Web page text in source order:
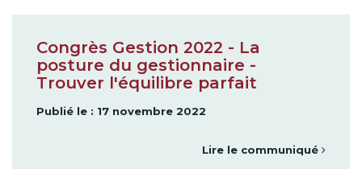
Congrès Gestion 2022 - La
posture du gestionnaire -
Trouver l'équilibre parfait
Publié le : 17 novembre 2022
Lire le communiqué